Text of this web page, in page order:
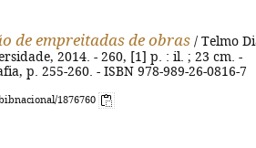
de empreitadas de obras / Telmo
2014. - 260, [1] p. : il. ; 23 cm. -
p. 255-260. - ISBN 978-989-26-0816-7
1876760